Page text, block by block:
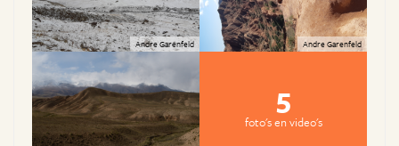
Andre Garenfeld Andre Garenfeld
5
foto's en video's